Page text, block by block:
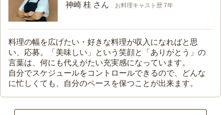
神崎 桂 さん お料理キャスト歴 7年
料理の幅を広げたい・好きな料理が収入になればと思
い、応募。「美味しい」という笑顔と「ありがとう」の
言葉は、何にも代えがたい充実感になっています。
自分でスケジュールをコントロールできるので、どんな
に忙しくても、自分のペースを保つことが出来ます。